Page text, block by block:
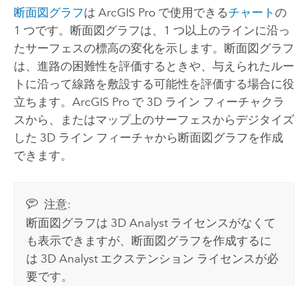
断面図グラフは ArcGIS Proで使用できるチャート の
1 つです。断面図グラフは、1 つ以上のラインに沿っ
たサーフェスの標高の変化を示します。断面図グラフ
は、進路の困難性を評価するときや、与えられたルー
トに沿って線路を敷設する可能性を評価する場合に役
立ちます。 ArcGIS Proで 3D ライン フィーチャクラ
スから、またはマップ上のサーフェスからデジタイズ
した 3D ライン フィーチャから断面図グラフを作成
できます。
注意:
断面図グラフは 3D Analyst ライセンスがなくて
も表示できますが、断面図グラフを作成するに
は 3D Analyst エクステンション ライセンスが必
要です。